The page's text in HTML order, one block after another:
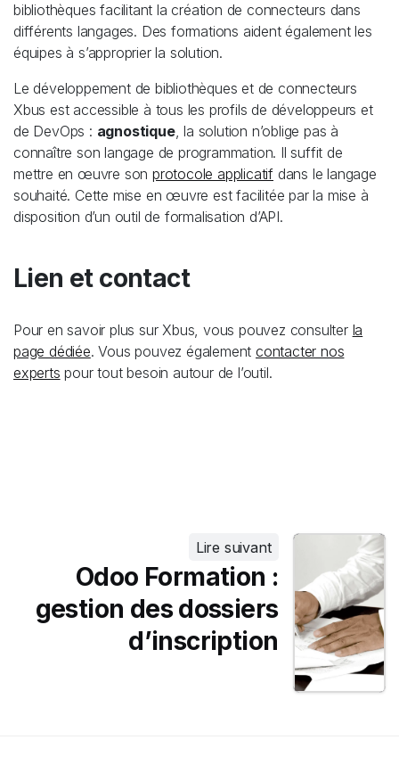
bibliothèques facilitant la création de connecteurs dans
différents langages. Des formations aident également les
équipes à s’approprier la solution.
Le développement de bibliothèques et de connecteurs
Xbus est accessible à tous les profils de développeurs et
de DevOps : agnostique, la solution n’oblige pas à
connaître son langage de programmation. Il suffit de
mettre en œuvre sonprotocole applicatif dans le langage
souhaité. Cette mise en œuvre est facilitée par la mise à
disposition d’un outil de formalisation d’API.
Lien et contact
Pour en savoir plus sur Xbus, vous pouvez consulter la
page dédiée. Vous pouvez égalementcontacter nos
experts pour tout besoin autour de l’outil.
Lire suivant
Odoo Formation :
gestion des dossiers
d’inscription